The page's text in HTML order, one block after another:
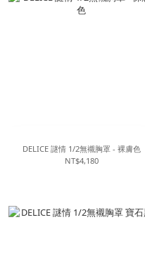
DELICE 謎情 1/2無襯胸罩 - 裸膚色
NT$4,180